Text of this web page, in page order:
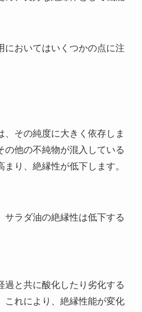
においてはいくつかの点に注
、その純度に大きく依存しま
の他の不純物が混入している
まり、絶縁性が低下します。
サラダ油の絶縁性は低下する
過と共に酸化したり劣化する
これにより、絶縁性能が変化